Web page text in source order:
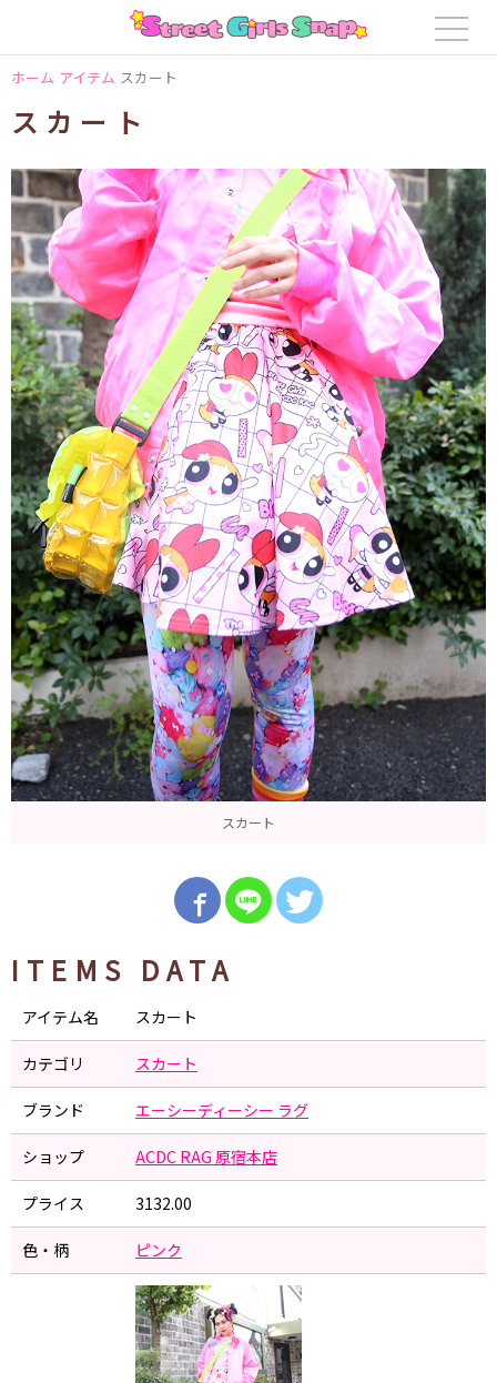
ホーム アイテム スカート
スカート
スカート
ITEMS DATA
アイテム名 スカート
カテゴリ スカート
ブランド エーシーディーシー ラグ
ショップ ACDC RAG 原宿本店
プライス 3132.00
色・柄 ピンク